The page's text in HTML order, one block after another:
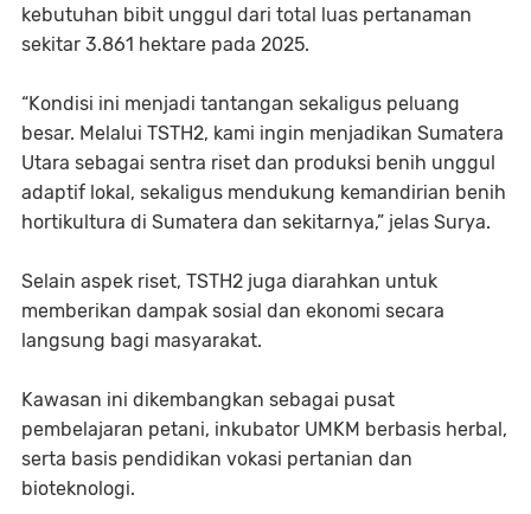
kebutuhan bibit unggul dari total luas pertanaman
sekitar 3.861 hektare pada 2025.
“Kondisi ini menjadi tantangan sekaligus peluang
besar. Melalui TSTH2, kami ingin menjadikan Sumatera
Utara sebagai sentra riset dan produksi benih unggul
adaptif lokal, sekaligus mendukung kemandirian benih
hortikultura di Sumatera dan sekitarnya,” jelas Surya.
Selain aspek riset, TSTH2 juga diarahkan untuk
memberikan dampak sosial dan ekonomi secara
langsung bagi masyarakat.
Kawasan ini dikembangkan sebagai pusat
pembelajaran petani, inkubator UMKM berbasis herbal,
serta basis pendidikan vokasi pertanian dan
bioteknologi.